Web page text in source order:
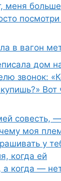
меня
в вагон
дом
звонок:
Вот
совесть,
моя
у
когда ей
а когда —